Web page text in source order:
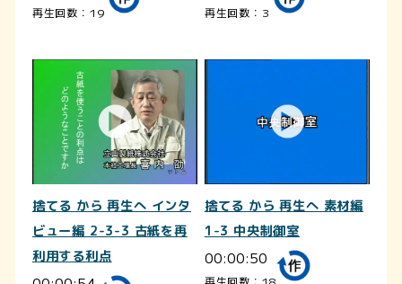
再生回数：19 再生回数：3
捨てる から 再生へ インタ
ビュー編 2-3-3 古紙を再
利用する利点
捨てる から 再生へ 素材編
1-3 中央制御室
00:00:50
再生回数：18